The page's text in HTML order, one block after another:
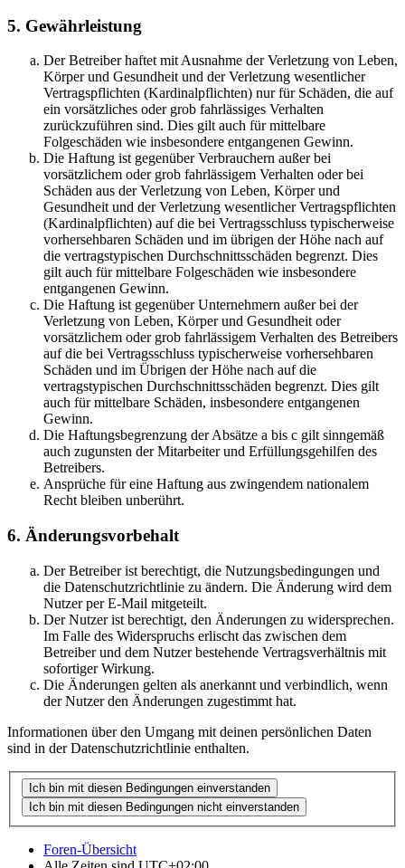
5. Gewährleistung
Der Betreiber haftet mit Ausnahme der Verletzung von Leben,
Körper und Gesundheit und der Verletzung wesentlicher
Vertragspflichten (Kardinalpflichten) nur für Schäden, die auf
ein vorsätzliches oder grob fahrlässiges Verhalten
zurückzuführen sind. Dies gilt auch für mittelbare
Folgeschäden wie insbesondere entgangenen Gewinn.
Die Haftung ist gegenüber Verbrauchern außer bei
vorsätzlichem oder grob fahrlässigem Verhalten oder bei
Schäden aus der Verletzung von Leben, Körper und
Gesundheit und der Verletzung wesentlicher Vertragspflichten
(Kardinalpflichten) auf die bei Vertragsschluss typischerweise
vorhersehbaren Schäden und im übrigen der Höhe nach auf
die vertragstypischen Durchschnittsschäden begrenzt. Dies
gilt auch für mittelbare Folgeschäden wie insbesondere
entgangenen Gewinn.
Die Haftung ist gegenüber Unternehmern außer bei der
Verletzung von Leben, Körper und Gesundheit oder
vorsätzlichem oder grob fahrlässigem Verhalten des Betreibers
auf die bei Vertragsschluss typischerweise vorhersehbaren
Schäden und im Übrigen der Höhe nach auf die
vertragstypischen Durchschnittsschäden begrenzt. Dies gilt
auch für mittelbare Schäden, insbesondere entgangenen
Gewinn.
Die Haftungsbegrenzung der Absätze a bis c gilt sinngemäß
auch zugunsten der Mitarbeiter und Erfüllungsgehilfen des
Betreibers.
Ansprüche für eine Haftung aus zwingendem nationalem
Recht bleiben unberührt.
6. Änderungsvorbehalt
Der Betreiber ist berechtigt, die Nutzungsbedingungen und
die Datenschutzrichtlinie zu ändern. Die Änderung wird dem
Nutzer per E-Mail mitgeteilt.
Der Nutzer ist berechtigt, den Änderungen zu widersprechen.
Im Falle des Widerspruchs erlischt das zwischen dem
Betreiber und dem Nutzer bestehende Vertragsverhältnis mit
sofortiger Wirkung.
Die Änderungen gelten als anerkannt und verbindlich, wenn
der Nutzer den Änderungen zugestimmt hat.
Informationen über den Umgang mit deinen persönlichen Daten
sind in der Datenschutzrichtlinie enthalten.
Foren-Übersicht